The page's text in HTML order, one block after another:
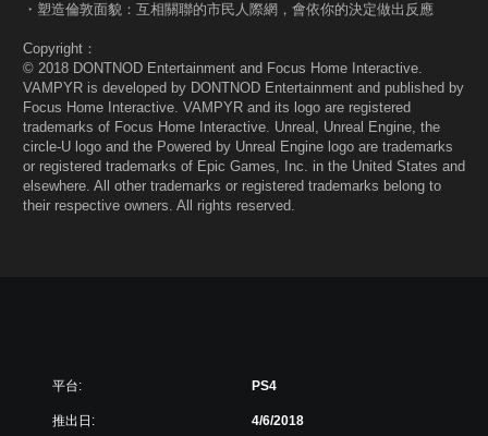
・塑造倫敦面貌：互相關聯的市民人際網，會依你的決定做出反應
Copyright：
© 2018 DONTNOD Entertainment and Focus Home Interactive.
VAMPYR is developed by DONTNOD Entertainment and published by
Focus Home Interactive. VAMPYR and its logo are registered
trademarks of Focus Home Interactive. Unreal, Unreal Engine, the
circle-U logo and the Powered by Unreal Engine logo are trademarks
or registered trademarks of Epic Games, Inc. in the United States and
elsewhere. All other trademarks or registered trademarks belong to
their respective owners. All rights reserved.
平台: PS4
推出日: 4/6/2018